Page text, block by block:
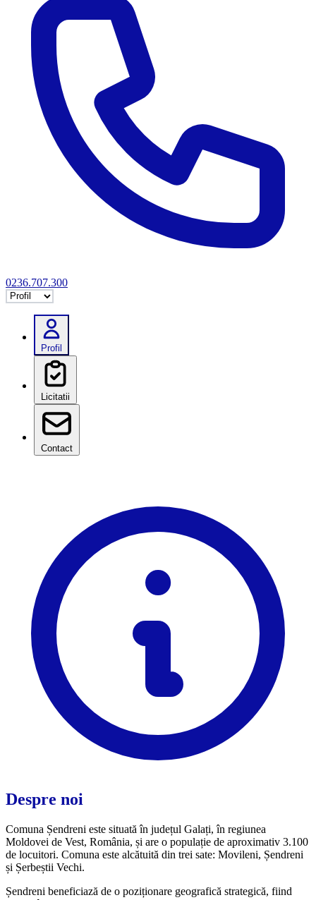
0236.707.300
Selectează tab
Profil
Licitatii
Contact
Despre noi
Comuna Șendreni este situată în județul Galați, în regiunea
Moldovei de Vest, România, și are o populație de aproximativ 3.100
de locuitori. Comuna este alcătuită din trei sate: Movileni, Șendreni
și Șerbeștii Vechi.
Șendreni beneficiază de o poziționare geografică strategică, fiind